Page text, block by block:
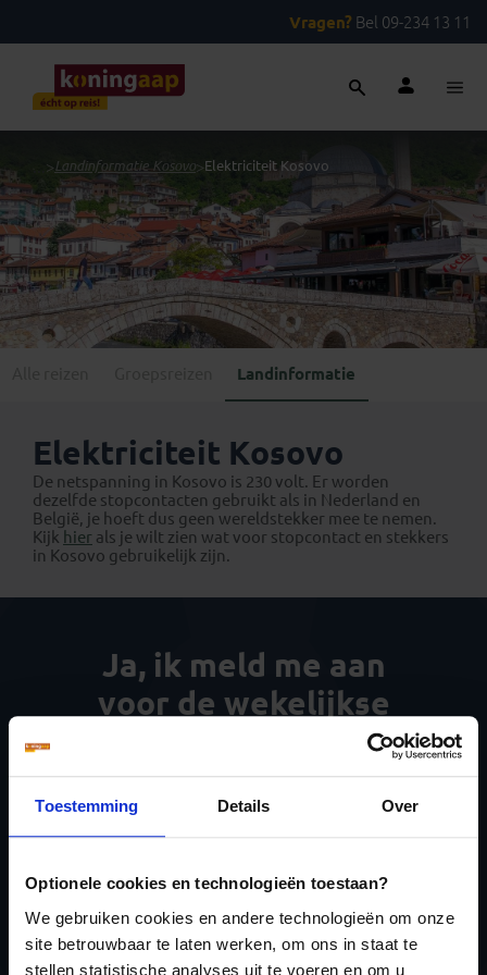
Toestemming Details Over
Optionele cookies en technologieën toestaan?
We gebruiken cookies en andere technologieën om onze
site betrouwbaar te laten werken, om ons in staat te
stellen statistische analyses uit te voeren en om u
Vragen? Bel 09-234 13 11
> Landinformatie Kosovo>Elektriciteit Kosovo
Landinformatie
Elektriciteit Kosovo
De netspanning in Kosovo is 230 volt. Er worden
dezelfde stopcontacten gebruikt als in Nederland en
België, je hoeft dus geen wereldstekker mee te nemen.
Kijk hier als je wilt zien wat voor stopcontact en stekkers
in Kosovo gebruikelijk zijn.
Ja, ik meld me aan
voor de wekelijkse